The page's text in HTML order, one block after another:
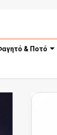
& Ποτό